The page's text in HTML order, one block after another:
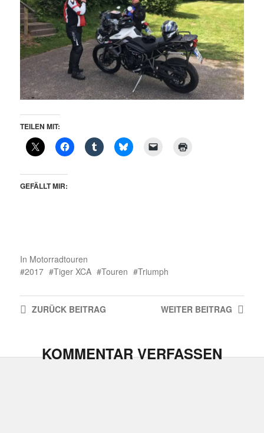
TEILEN MIT:
GEFÄLLT MIR:
In Motorradtouren
2017
Tiger XCA Touren Triumph
WEITER BEITRAG
ZURÜCKBEITRAG
KOMMENTAR VERFASSEN